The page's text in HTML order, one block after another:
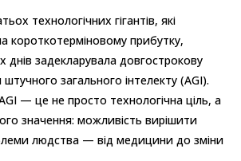
технологічних гігантів, які
короткотерміновому прибутку,
днів задекларувала довгострокову
загального інтелекту (AGI).
— це не просто технологічна ціль, а
значення: можливість вирішити
людства — від медицини до зміни